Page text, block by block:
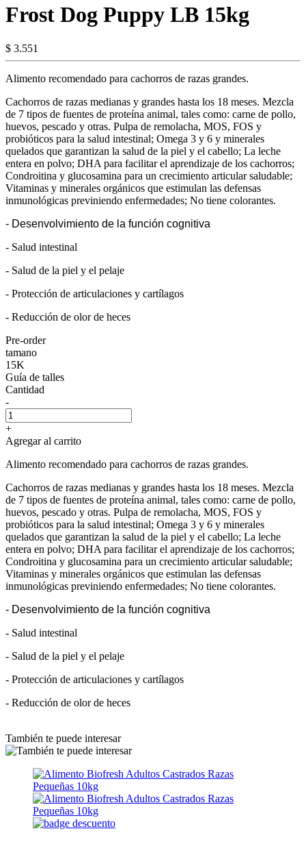
Frost Dog Puppy LB 15kg
$ 3.551
Alimento recomendado para cachorros de razas grandes.
Cachorros de razas medianas y grandes hasta los 18 meses. Mezcla
de 7 tipos de fuentes de proteína animal, tales como: carne de pollo,
huevos, pescado y otras. Pulpa de remolacha, MOS, FOS y
probióticos para la salud intestinal; Omega 3 y 6 y minerales
quelados que garantizan la salud de la piel y el cabello; La leche
entera en polvo; DHA para facilitar el aprendizaje de los cachorros;
Condroitina y glucosamina para un crecimiento articular saludable;
Vitaminas y minerales orgánicos que estimulan las defensas
inmunológicas previniendo enfermedades; No tiene colorantes.
- Desenvolvimiento de la función cognitiva
- Salud intestinal
- Salud de la piel y el pelaje
- Protección de articulaciones y cartílagos
- Reducción de olor de heces
Pre-order
tamano
15K
Guía de talles
Cantidad
-
+
Agregar al carrito
Alimento recomendado para cachorros de razas grandes.
Cachorros de razas medianas y grandes hasta los 18 meses. Mezcla
de 7 tipos de fuentes de proteína animal, tales como: carne de pollo,
huevos, pescado y otras. Pulpa de remolacha, MOS, FOS y
probióticos para la salud intestinal; Omega 3 y 6 y minerales
quelados que garantizan la salud de la piel y el cabello; La leche
entera en polvo; DHA para facilitar el aprendizaje de los cachorros;
Condroitina y glucosamina para un crecimiento articular saludable;
Vitaminas y minerales orgánicos que estimulan las defensas
inmunológicas previniendo enfermedades; No tiene colorantes.
- Desenvolvimiento de la función cognitiva
- Salud intestinal
- Salud de la piel y el pelaje
- Protección de articulaciones y cartílagos
- Reducción de olor de heces
También te puede interesar